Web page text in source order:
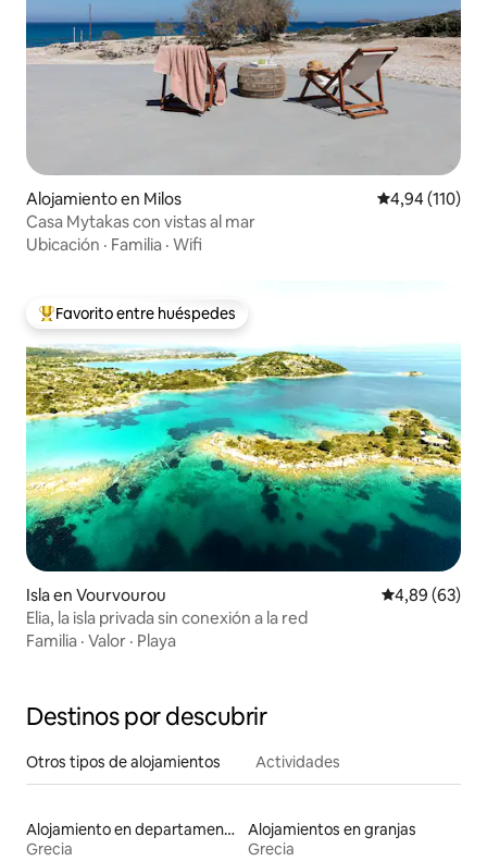
Alojamiento en Milos Calificación
4,94 (110)
Casa Mytakas con vistas al mar
Ubicación · Familia · Wifi
Favorito entre los huéspedes más destacados
Favorito entre huéspedes
Isla en Vourvourou Calificación
4,89 (63)
Elia, la isla privada sin conexión a la red
Familia · Valor · Playa
Destinos por descubrir
Otros tipos de alojamientos Actividades
Alojamiento en departamentos
Grecia
Alojamientos en granjas
Grecia